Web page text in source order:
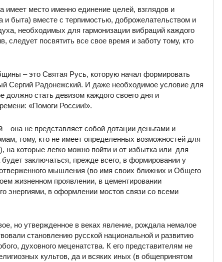
место именно единение целей, взглядов и
и быта) вместе с терпимостью, доброжелательством и
необходимых для гармонизации вибраций каждого
посвятить все свое время и заботу тому, кто
– это Святая Русь, которую начал формировать
Сергий Радонежский. И даже необходимое условие для
должно стать девизом каждого своего дня и
«Помоги России!».
она не представляет собой дотации деньгами и
тому, кто не имеет определенных возможностей для
на которые легко можно пойти и от избытка или для
заключаться, прежде всего, в формировании у
мышления (во имя своих ближних и Общего
жизненном проявлении, в цементировании
энергиями, в оформлении мостов связи со всеми
но утвержденное в веках явление, рождала немалое
становлению русской национальной и развитию
духовного меценатства. К его представителям не
культов, да и всяких иных (в общепринятом